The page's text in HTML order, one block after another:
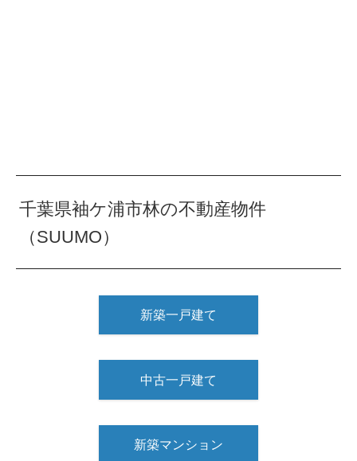
千葉県袖ケ浦市林の不動産物件
（SUUMO）
新築一戸建て
中古一戸建て
新築マンション